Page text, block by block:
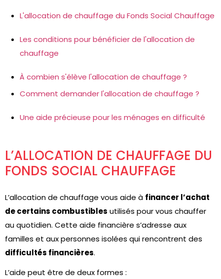
L'allocation de chauffage du Fonds Social Chauffage
Les conditions pour bénéficier de l'allocation de
chauffage
À combien s'élève l'allocation de chauffage ?
Comment demander l'allocation de chauffage ?
Une aide précieuse pour les ménages en difficulté
L’ALLOCATION DE CHAUFFAGE DU
FONDS SOCIAL CHAUFFAGE
L’allocation de chauffage vous aide à financer l’achat
de certains combustibles utilisés pour vous chauffer
au quotidien. Cette aide financière s’adresse aux
familles et aux personnes isolées qui rencontrent des
difficultés financières.
L’aide peut être de deux formes :